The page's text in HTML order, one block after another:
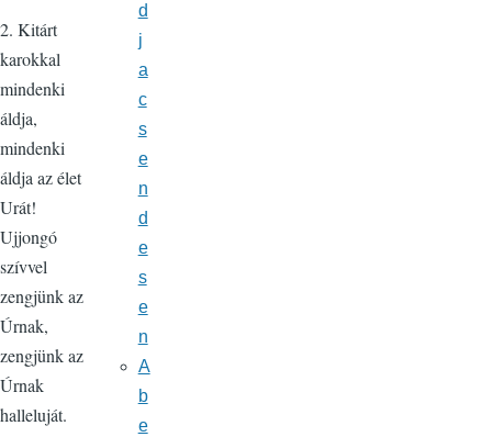
2. Kitárt
karokkal
mindenki
áldja,
mindenki
áldja az élet
Urát!
Ujjongó
szívvel
zengjünk az
Úrnak,
zengjünk az
Úrnak
halleluját.
d
j
a
c
s
e
n
d
e
s
e
n
A
b
e